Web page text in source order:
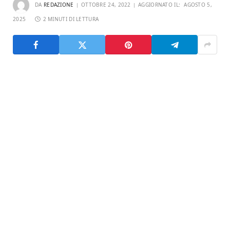
DA REDAZIONE OTTOBRE 24, 2022 AGGIORNATO IL: AGOSTO 5,
2025 2 MINUTI DI LETTURA